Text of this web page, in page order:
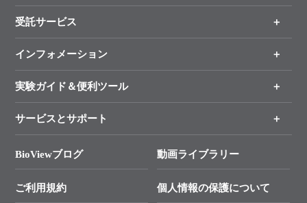
製品一覧
手法から製品を探す
新製品情報
受託サービス
オンライン注文
インフォメーション
キャンペーン
タカラバイオ各種会員募集のお知らせ
終売製品のお知らせ
価格改定のご案内
実験ガイド＆便利ツール
リアルタイムPCR実験のススメ
幹細胞・再生医療研究ガイド
クローニング実験ガイド
サービスとサポート
総合お問い合わせ
BioViewブログ 動画ライブラリー
ご利用規約 個人情報の保護について